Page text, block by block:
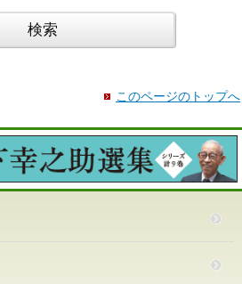
このページのトップへ